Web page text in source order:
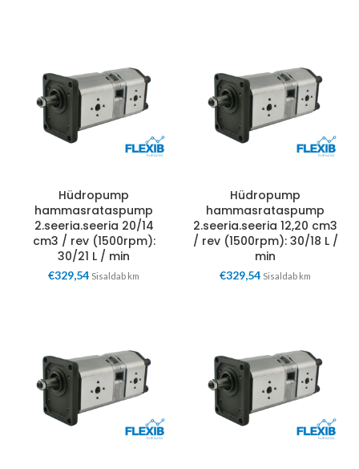
Hüdropump
hammasrataspump
2.seeria.seeria 20/14
cm3 / rev (1500rpm):
30/21 L / min
€329,54 Sisaldab km
Hüdropump
hammasrataspump
2.seeria.seeria 12,20 cm3
/ rev (1500rpm): 30/18 L /
min
€329,54 Sisaldab km